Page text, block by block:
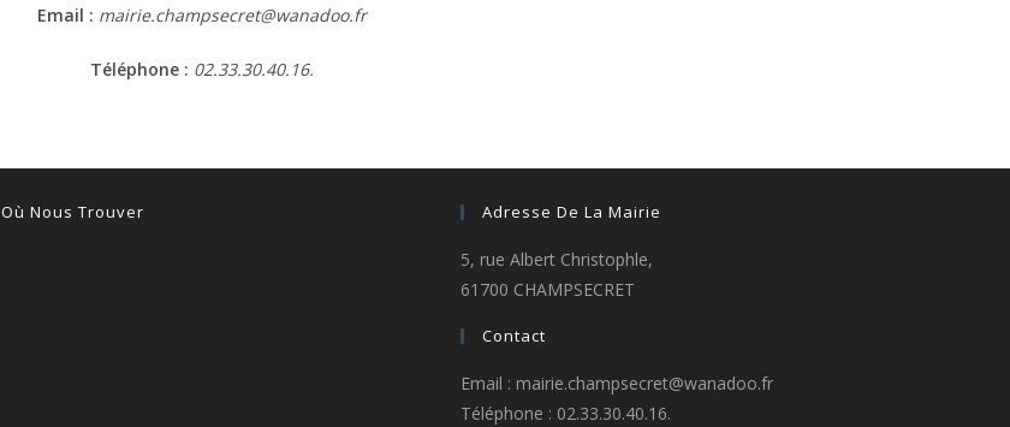
Email : mairie.champsecret@wanadoo.fr
Téléphone : 02.33.30.40.16.
Où Nous Trouver Adresse De La Mairie
5, rue Albert Christophle,
61700 CHAMPSECRET
Contact
Email : mairie.champsecret@wanadoo.fr
Téléphone : 02.33.30.40.16.